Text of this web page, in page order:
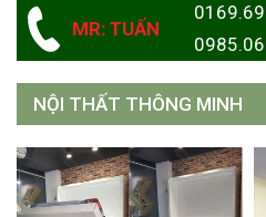
MR: TUẤN
NỘI THẤT THÔNG MINH